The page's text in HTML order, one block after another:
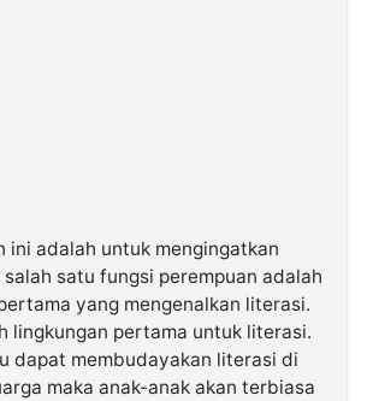
ini adalah untuk mengingatkan
satu fungsi perempuan adalah
yang mengenalkan literasi.
lingkungan pertama untuk literasi.
dapat membudayakan literasi di
maka anak-anak akan terbiasa